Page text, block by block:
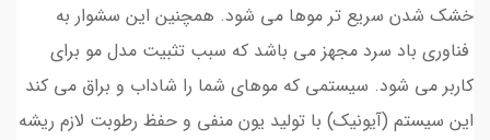
خشک شدن سریع تر موها می شود. همچنین این سشوار به
فناوری باد سرد مجهز می باشد که سبب تثبیت مدل مو برای
کاربر می شود. سیستمی که موهای شما را شاداب و براق می کند
این سیستم (آیونیک) با تولید یون منفی و حفظ رطوبت لازم ریشه